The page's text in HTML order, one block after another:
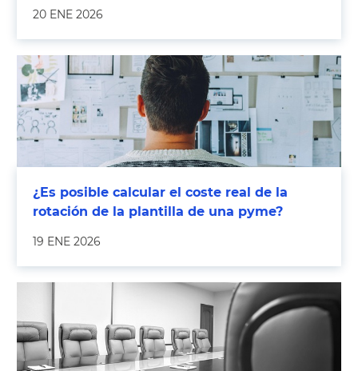
20 ENE 2026
¿Es posible calcular el coste real de la
rotación de la plantilla de una pyme?
19 ENE 2026